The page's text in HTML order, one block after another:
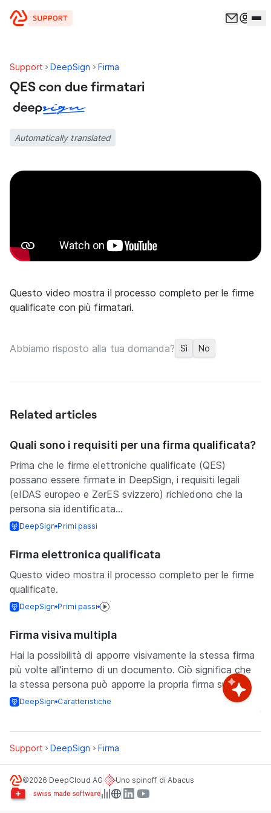
Support DeepSign Firma
QES con due firmatari
Automatically translated
Questo video mostra il processo completo per le firme
qualificate con più firmatari.
Abbiamo risposto alla tua domanda? Sì No
Related articles
Quali sono i requisiti per una firma qualificata?
Prima che le firme elettroniche qualificate (QES)
possano essere firmate in DeepSign, i requisiti legali
(eIDAS europeo e ZerES svizzero) richiedono che la
persona sia identificata...
DeepSign Primi passi
Firma elettronica qualificata
Questo video mostra il processo completo per le firme
qualificate.
DeepSign Primi passi
Firma visiva multipla
Hai la possibilità di apporre visivamente la stessa firma
più volte all’interno di un documento. Ciò significa che
la stessa persona può apporre la propria firma su ...
DeepSign Caratteristiche
Support DeepSign Firma
©2026 DeepCloud AG Uno spinoff di Abacus